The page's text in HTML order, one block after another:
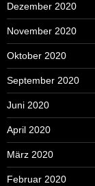
Dezember 2020
November 2020
Oktober 2020
September 2020
Juni 2020
April 2020
März 2020
Februar 2020